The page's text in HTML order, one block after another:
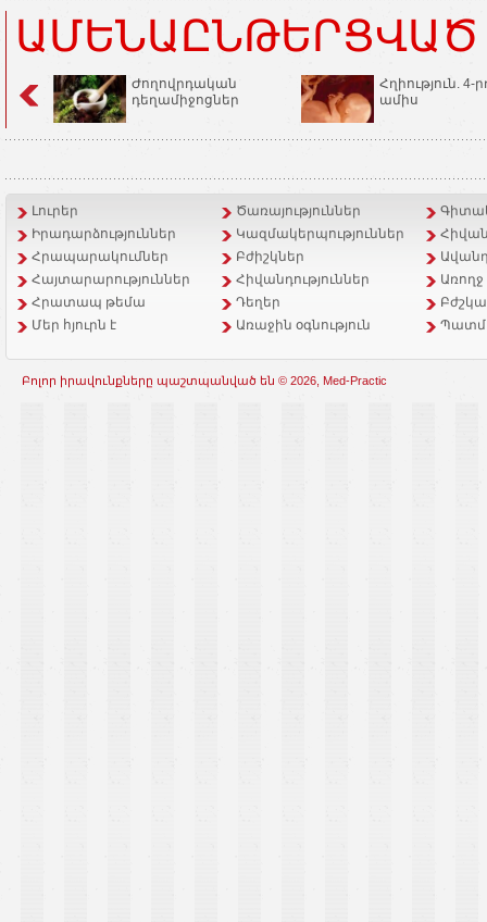
Ժողովրդական
դեղամիջոցներ
Հղիություն. 4-
ամիս
Լուրեր Ծառայություններ
Իրադարձություններ
Կազմակերպություններ
Հրապարակումներ
Բժիշկներ
Հայտարարություններ
Հիվանդություններ
Հրատապ թեմա
Դեղեր
Մեր հյուրն է
Առաջին օգնություն
Բոլոր իրավունքները պաշտպանված են © 2026, Med-Practic